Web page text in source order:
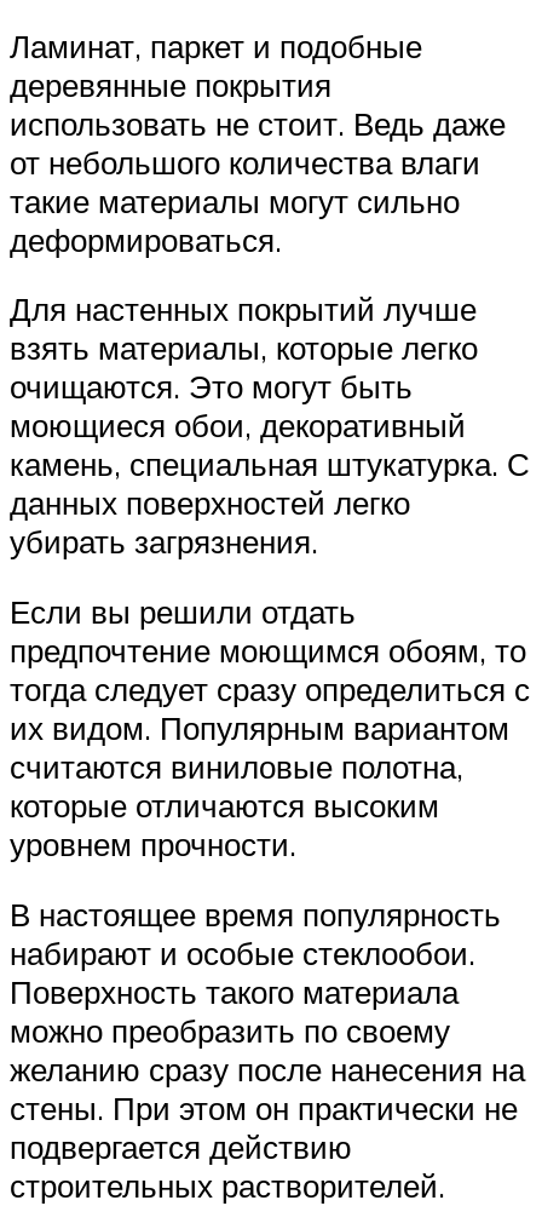
Ламинат, паркет и подобные
деревянные покрытия
использовать не стоит. Ведь даже
от небольшого количества влаги
такие материалы могут сильно
деформироваться.
Для настенных покрытий лучше
взять материалы, которые легко
очищаются. Это могут быть
моющиеся обои, декоративный
камень, специальная штукатурка. С
данных поверхностей легко
убирать загрязнения.
Если вы решили отдать
предпочтение моющимся обоям, то
тогда следует сразу определиться с
их видом. Популярным вариантом
считаются виниловые полотна,
которые отличаются высоким
уровнем прочности.
В настоящее время популярность
набирают и особые стеклообои.
Поверхность такого материала
можно преобразить по своему
желанию сразу после нанесения на
стены. При этом он практически не
подвергается действию
строительных растворителей.